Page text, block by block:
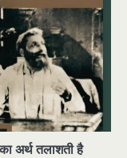
अर्थ तलाशती है